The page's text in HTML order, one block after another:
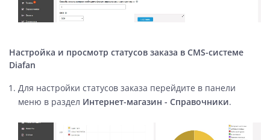
Настройка и просмотр статусов заказа в CMS-системе
Diafan
Для настройки статусов заказа перейдите в панели
меню в раздел Интернет-магазин - Справочники.